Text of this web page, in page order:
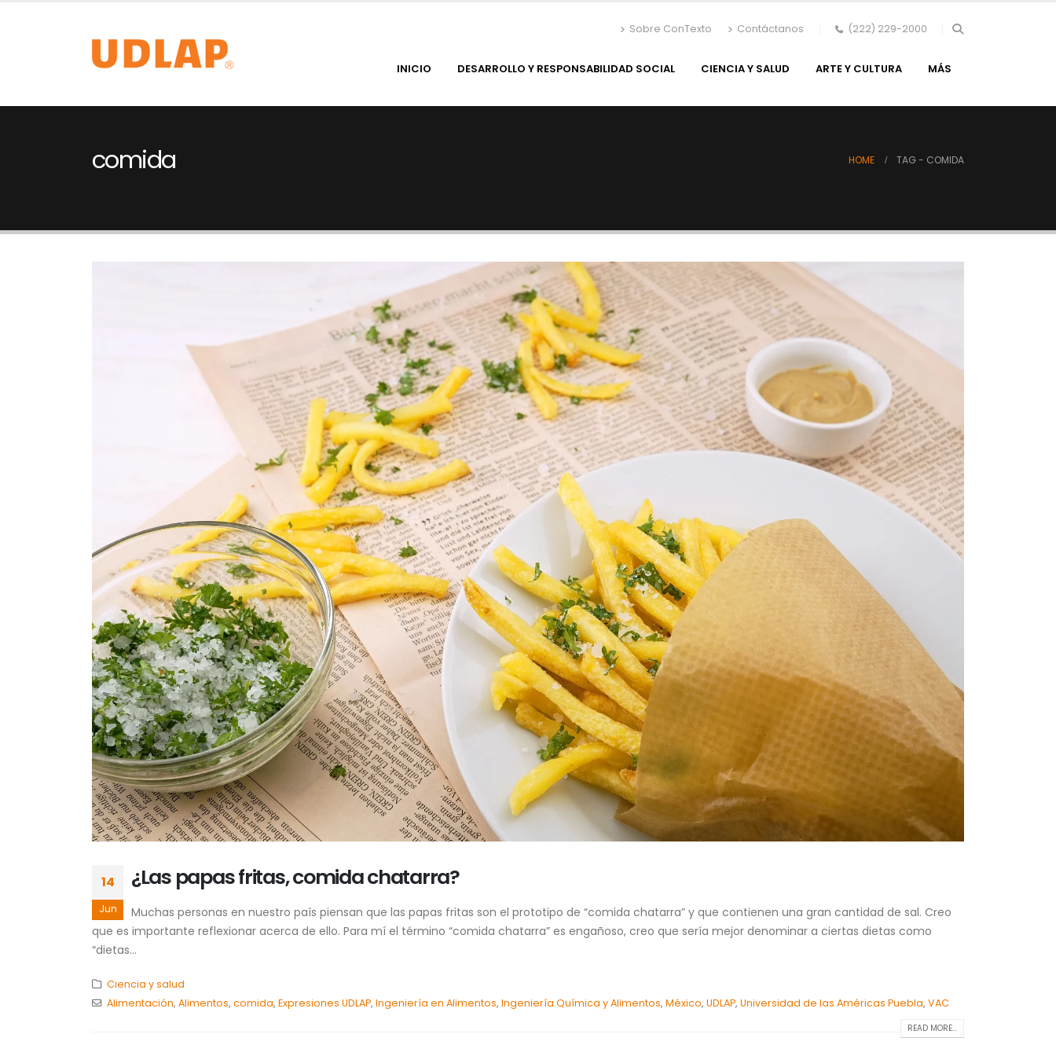
Sobre ConTexto Contáctanos (222) 229-2000
INICIO DESARROLLO Y RESPONSABILIDAD SOCIAL CIENCIA Y SALUD ARTE Y CULTURA MÁS
comida HOME TAG - COMIDA
14
Jun
¿Las papas fritas, comida chatarra?
Muchas personas en nuestro país piensan que las papas fritas son el prototipo de “comida chatarra” y que contienen una gran cantidad de sal. Creo
que es importante reflexionar acerca de ello. Para mí el término “comida chatarra” es engañoso, creo que sería mejor denominar a ciertas dietas como
“dietas...
Ciencia y salud
Alimentación, Alimentos, comida, Expresiones UDLAP, Ingeniería en Alimentos, Ingeniería Química y Alimentos, México, UDLAP, Universidad de las Américas Puebla, VAC
READ MORE...